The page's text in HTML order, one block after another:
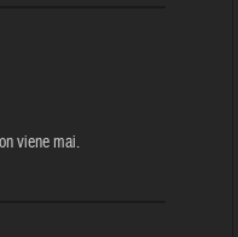
viene mai.